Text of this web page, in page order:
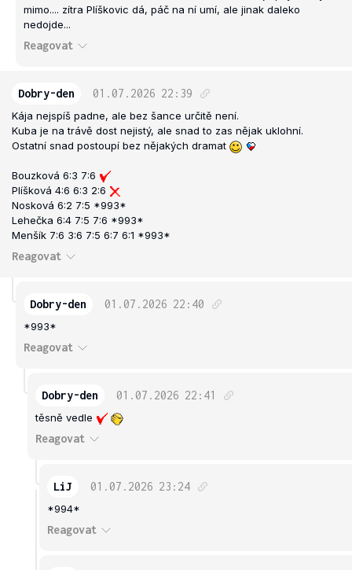
mimo.... zítra Plíškovic dá, páč na ní umí, ale jinak daleko
nedojde...
Reagovat
Dobry-den 01.07.2026 22:39
Kája nejspíš padne, ale bez šance určitě není.
Kuba je na trávě dost nejistý, ale snad to zas nějak uklohní.
Ostatní snad postoupí bez nějakých dramat
Bouzková 6:3 7:6
Plíšková 4:6 6:3 2:6
Nosková 6:2 7:5 *993*
Lehečka 6:4 7:5 7:6 *993*
Menšík 7:6 3:6 7:5 6:7 6:1 *993*
Reagovat
Dobry-den 01.07.2026 22:40
*993*
Reagovat
Dobry-den 01.07.2026 22:41
těsně vedle
Reagovat
LiJ 01.07.2026 23:24
*994*
Reagovat